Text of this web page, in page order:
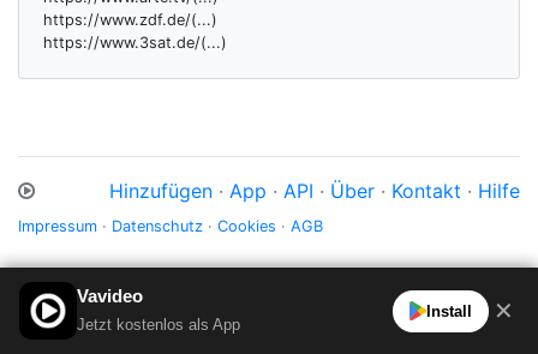
https://www.zdf.de/(...)
https://www.3sat.de/(...)
Hinzufügen · App · API · Über · Kontakt · Hilfe
Impressum · Datenschutz · Cookies · AGB
Vavideo
Jetzt kostenlos als App
Install ✕